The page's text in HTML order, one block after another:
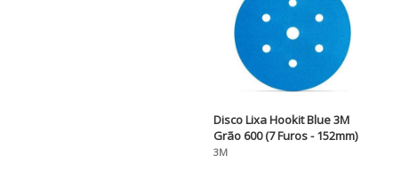
Disco Lixa Hookit Blue 3M
Grão 600 (7 Furos - 152mm)
3M